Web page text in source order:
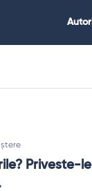
Priveste-